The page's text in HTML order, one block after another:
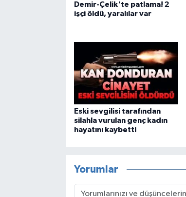
Demir-Çelik'te patlama! 2
işçi öldü, yaralılar var
Eski sevgilisi tarafından
silahla vurulan genç kadın
hayatını kaybetti
Yorumlar